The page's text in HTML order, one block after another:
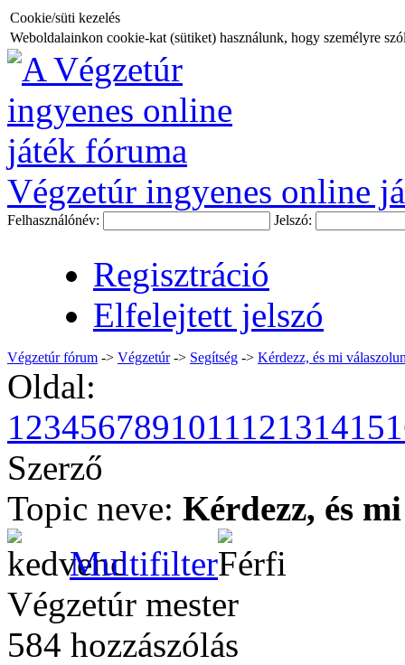
Cookie/süti kezelés
Weboldalainkon cookie-kat (sütiket) használunk, hogy személyre
Végzetúr ingyenes online
Felhasználónév: Jelszó:
Regisztráció
Elfelejtett jelszó
Végzetúr fórum -> Végzetúr-> Segítség -> Kérdezz, és mi
Oldal:
123456789101112131415
Szerző
Topic neve: Kérdezz, és
Multifilter
Végzetúr mester
584 hozzászólás